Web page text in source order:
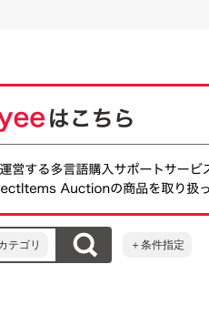
テゴリ ＋条件指定